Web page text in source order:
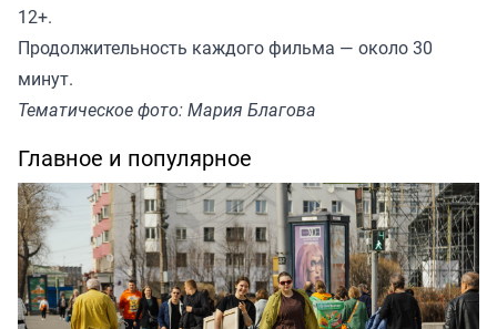
12+.
Продолжительность каждого фильма — около 30
минут.
Тематическое фото: Мария Благова
Главное и популярное